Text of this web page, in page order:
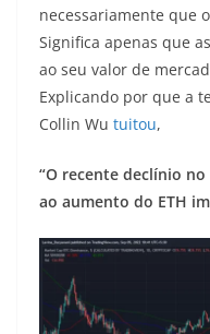
necessariamente que
Significa apenas que
ao seu valor de
Explicando por que a
Collin Wu tuitou,
“O recente declínio
ao aumento do ETH